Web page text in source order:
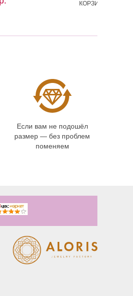
КОРЗИНУ
Если вам не подошёл
размер — без проблем
поменяем